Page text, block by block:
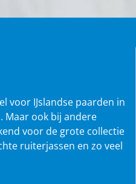
voor IJslandse paarden in
Maar ook bij andere
voor de grote collectie
ruiterjassen en zo veel